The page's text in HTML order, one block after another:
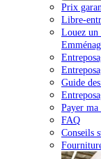
Prix
Libre-
Louez un
Guide
Payer ma
FAQ
Conseils